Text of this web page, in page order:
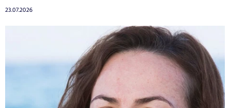
23.07.2026